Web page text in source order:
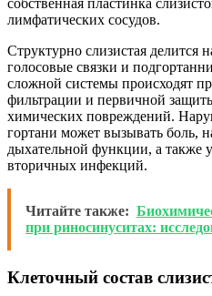
собственная пластинка
лимфатических сосудов.
Структурно слизистая делится
голосовые связки и
сложной системы происходят
фильтрации и первичной
химических повреждений.
гортани может вызывать боль,
дыхательной функции, а также
вторичных инфекций.
Читайте также:
при риносинуситах:
Клеточный состав